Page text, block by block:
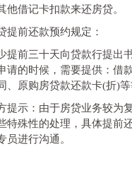
他借记卡扣款来还房贷。
提前还款预约规定：
提前三十天向贷款行提出
请的时候，需要提供：借
、原购房贷款还款卡(折)等
提示：由于房贷业务较为
特殊性的处理，具体提前
员进行沟通。